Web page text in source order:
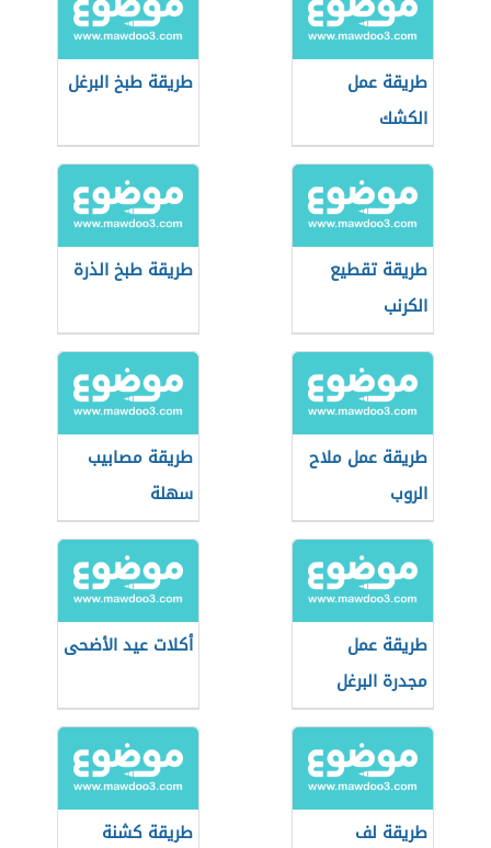
طريقة عمل
الكشك
طريقة طبخ البرغل
طريقة تقطيع
الكرنب
طريقة طبخ الذرة
طريقة عمل ملاح
الروب
طريقة مصابيب
سهلة
طريقة عمل
مجدرة البرغل
أكلات عيد الأضحى
طريقة لف
طريقة كشنة